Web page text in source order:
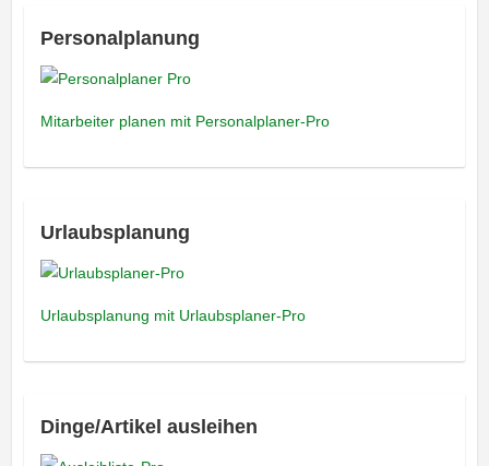
Personalplanung
Mitarbeiter planen mit Personalplaner-Pro
Urlaubsplanung
Urlaubsplanung mit Urlaubsplaner-Pro
Dinge/Artikel ausleihen